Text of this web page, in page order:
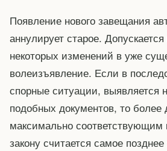
Появление нового завещания
аннулирует старое.
некоторых изменений в уже
волеизъявление. Если в
спорные ситуации, выявляется
подобных документов, то
максимально соответствующим
закону считается самое